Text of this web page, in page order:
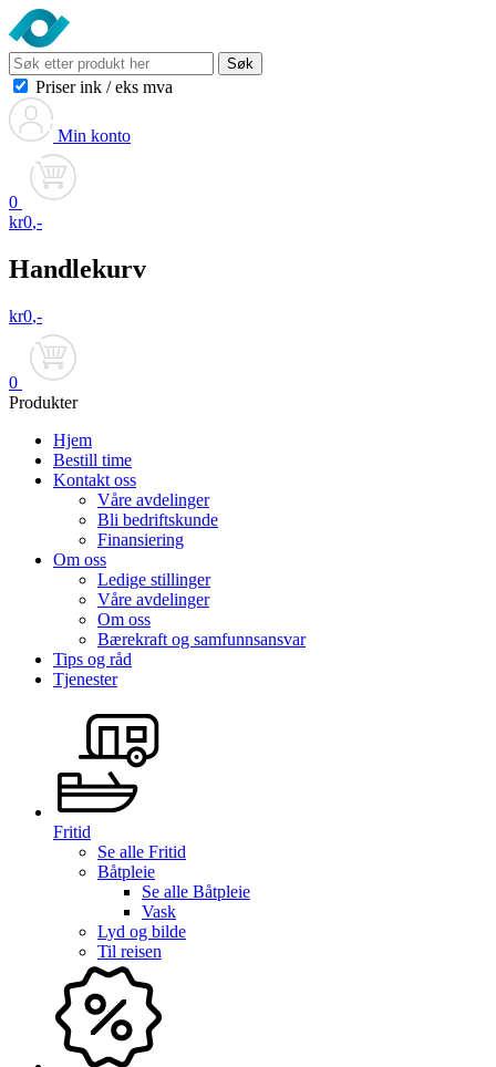
Søk
Priser ink / eks mva
Min konto
0
kr0,-
Handlekurv
kr0,-
0
Produkter
Hjem
Bestill time
Kontakt oss
Våre avdelinger
Bli bedriftskunde
Finansiering
Om oss
Ledige stillinger
Våre avdelinger
Om oss
Bærekraft og samfunnsansvar
Tips og råd
Tjenester
Fritid
Se alle Fritid
Båtpleie
Se alle Båtpleie
Vask
Lyd og bilde
Til reisen